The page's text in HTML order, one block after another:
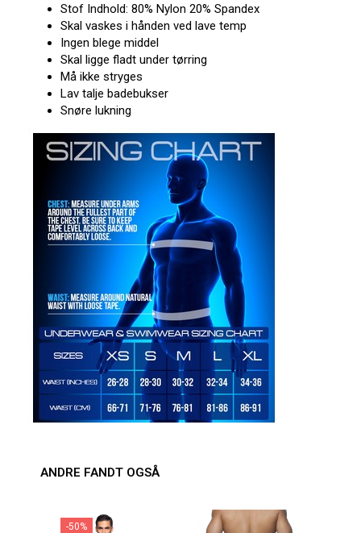
Stof Indhold: 80% Nylon 20% Spandex
Skal vaskes i hånden ved lave temp
Ingen blege middel
Skal ligge fladt under tørring
Må ikke stryges
Lav talje badebukser
Snøre lukning
ANDRE FANDT OGSÅ
-50%